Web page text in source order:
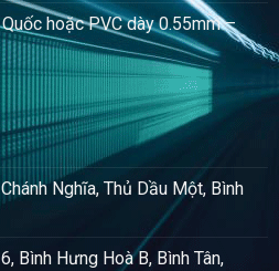
hoặc PVC dày 0.55mm –
Nghĩa, Thủ Dầu Một, Bình
Bình Hưng Hoà B, Bình Tân,